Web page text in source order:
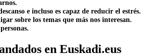
e incluso es capaz de reducir el estrés.
sobre los temas que más nos interesan.
en Euskadi.eus